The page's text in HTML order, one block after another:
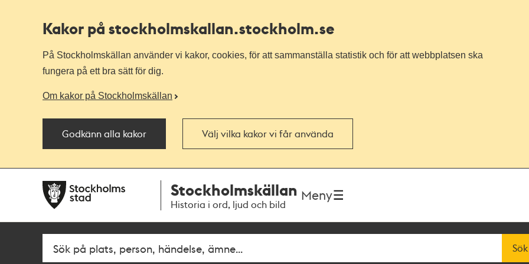
Kakor på stockholmskallan.stockholm.se
På Stockholmskällan använder vi kakor, cookies, för att sammanställa statistik och för att webbplatsen ska
fungera på ett bra sätt för dig.
Om kakor på Stockholmskällan
Godkänn alla kakor Välj vilka kakor vi får använda
navigationen
huvudinnehållet
Stockholmskällan
Historia i ord, ljud och bild
Meny
Fritextsök Sök